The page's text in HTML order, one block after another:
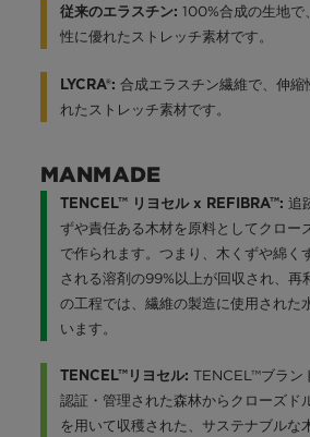
従来のエラスチン: 100%合成の生地で
性に優れたストレッチ素材です。
LYCRA®: 合成エラスチン繊維で、伸
れたストレッチ素材です。
MANMADE
TENCEL™ リヨセル x REFIBRA™: 追
ずや責任ある木材を原料としてクロー
で作られます。つまり、木くずや綿く
される溶剤の99%以上が回収され、再
の工程では、繊維の製造に使用された
います。
TENCEL™リヨセル: TENCEL™ブラン
認証・管理された森林からクローズド
を用いて収穫された、サステナブルな